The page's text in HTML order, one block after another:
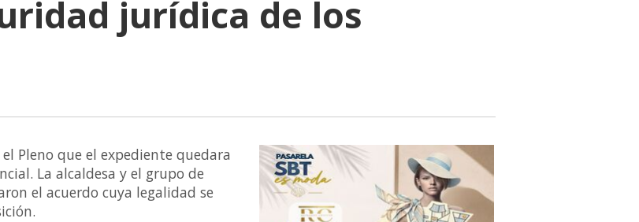
jurídica de los
Pleno que el expediente quedara
La alcaldesa y el grupo de
el acuerdo cuya legalidad se